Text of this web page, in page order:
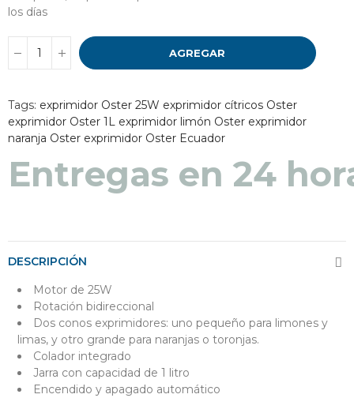
los días
AGREGAR
Tags: exprimidor Oster 25W exprimidor cítricos Oster
exprimidor Oster 1L exprimidor limón Oster exprimidor
naranja Oster exprimidor Oster Ecuador
Entregas en 24
DESCRIPCIÓN
Motor de 25W
Rotación bidireccional
Dos conos exprimidores: uno pequeño para limones y
limas, y otro grande para naranjas o toronjas.
Colador integrado
Jarra con capacidad de 1 litro
Encendido y apagado automático